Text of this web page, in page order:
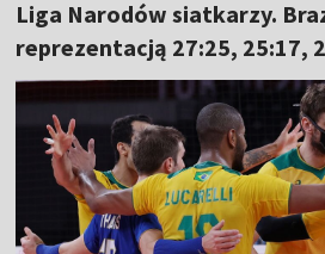
Liga Narodów siatkarzy.
reprezentacją 27:25, 25:17,